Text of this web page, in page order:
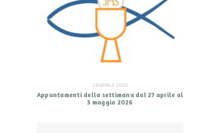
29 APRILE 2026
Appuntamenti della settimana dal 27 aprile al
3 maggio 2026